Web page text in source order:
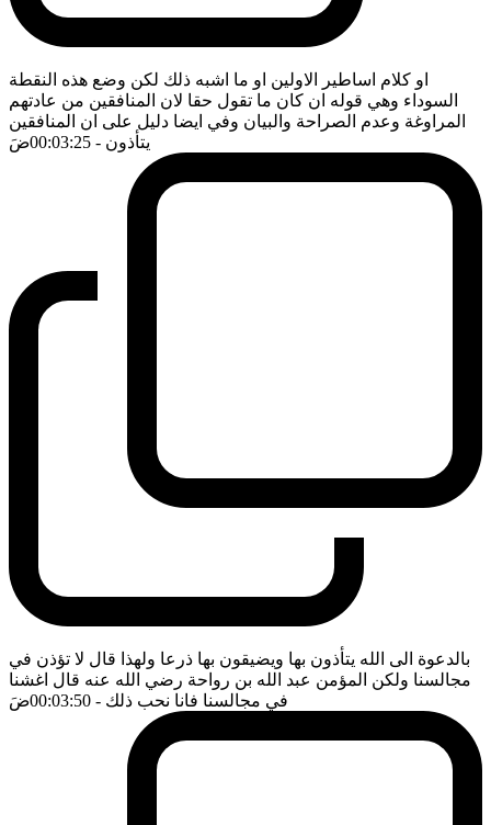
او كلام اساطير الاولين او ما اشبه ذلك لكن وضع هذه النقطة
السوداء وهي قوله ان كان ما تقول حقا لان المنافقين من عادتهم
المراوغة وعدم الصراحة والبيان وفي ايضا دليل على ان المنافقين
يتأذون - 00:03:25 ضَ
بالدعوة الى الله يتأذون بها ويضيقون بها ذرعا ولهذا قال لا تؤذن في
مجالسنا ولكن المؤمن عبد الله بن رواحة رضي الله عنه قال اغشنا
في مجالسنا فانا نحب ذلك - 00:03:50 ضَ